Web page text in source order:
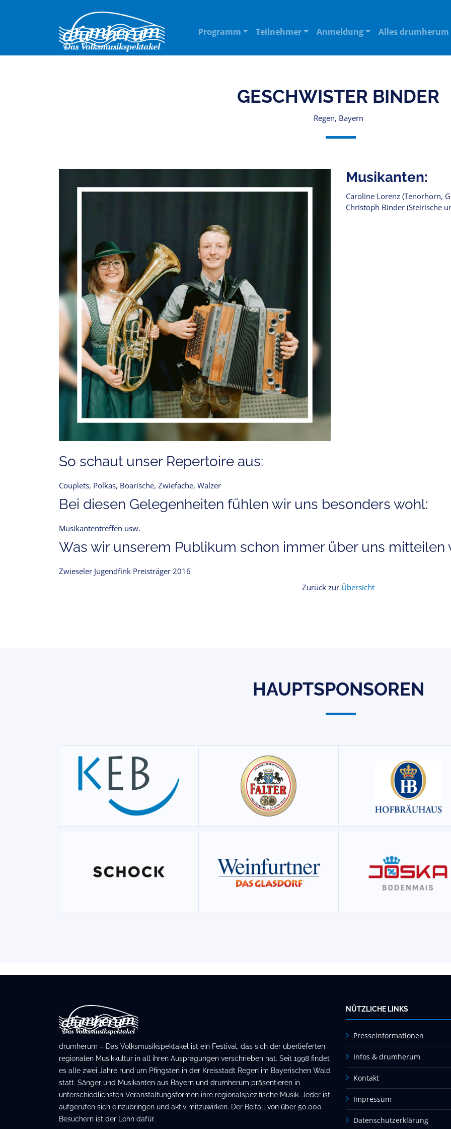
Programm Teilnehmer Anmeldung Alles drumherum
GESCHWISTER BINDER
Regen, Bayern
Musikanten:
Caroline Lorenz (Tenorhorn,
Christoph Binder (Steirische
So schaut unser Repertoire aus:
Couplets, Polkas, Boarische, Zwiefache, Walzer
Bei diesen Gelegenheiten fühlen wir uns besonders wohl:
Musikantentreffen usw.
Was wir unserem Publikum schon immer über uns mitteilen
Zwieseler Jugendfink Preisträger 2016
Zurück zur Übersicht
HAUPTSPONSOREN
drumherum – Das Volksmusikspektakel ist ein Festival, das sich der überlieferten
regionalen Musikkultur in all ihren Ausprägungen verschrieben hat. Seit 1998 findet
es alle zwei Jahre rund um Pfingsten in der Kreisstadt Regen im Bayerischen Wald
statt. Sänger und Musikanten aus Bayern und drumherum präsentieren in
unterschiedlichsten Veranstaltungsformen ihre regionalspezifische Musik. Jeder ist
aufgerufen sich einzubringen und aktiv mitzuwirken. Der Beifall von über 50.000
Besuchern ist der Lohn dafür.
NÜTZLICHE LINKS
Presseinformationen
Infos & drumherum
Kontakt
Impressum
Datenschutzerklärung